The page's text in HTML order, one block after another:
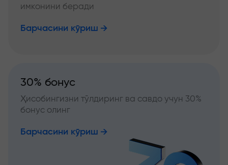
имконини беради
Барчасини кўриш
30% бонус
Ҳисобингизни тўлдиринг ва савдо учун 30%
бонус олинг
Барчасини кўриш